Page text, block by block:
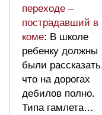
переходе –
пострадавший в
коме: В школе
ребенку должны
были
что на дорогах
дебилов полно.
Типа гамлета…